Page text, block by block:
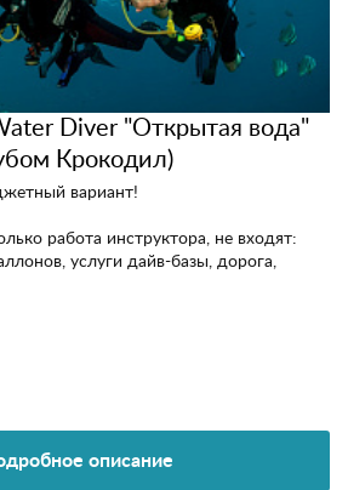
Diver "Открытая вода"
Крокодил)
вариант!
работа инструктора, не входят:
услуги дайв-базы, дорога,
описание